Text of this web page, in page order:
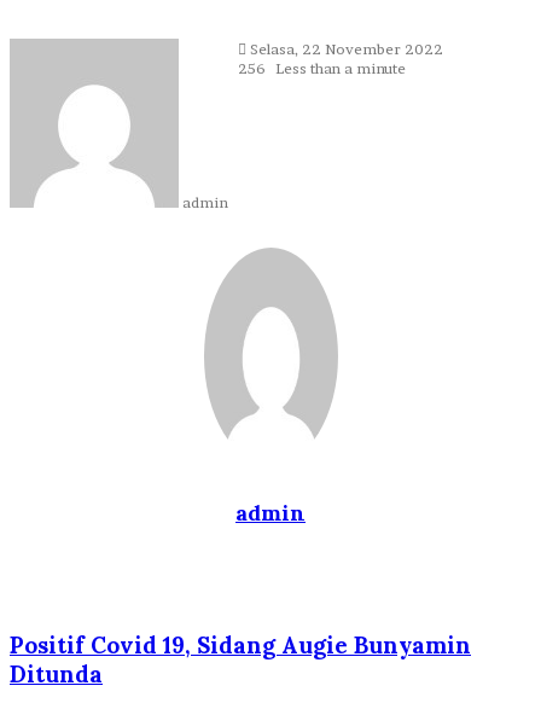
admin
Send
an
Selasa, 22 November 2022
256
Less than a minute
admin
Positif Covid 19, Sidang Augie Bunyamin
Ditunda